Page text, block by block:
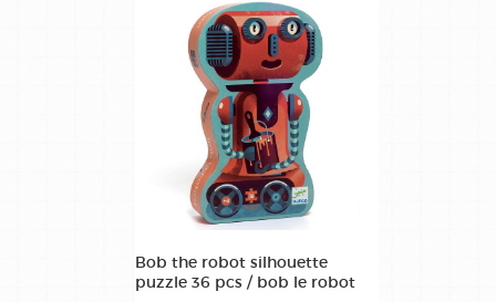
Bob the robot silhouette
puzzle 36 pcs / bob le robot